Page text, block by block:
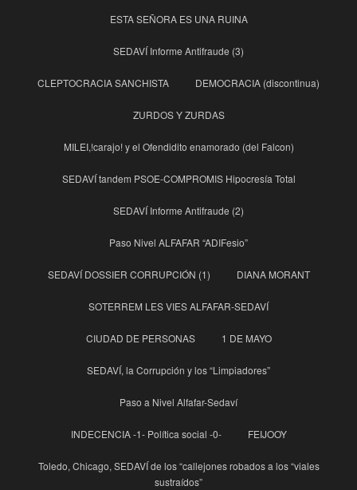
ESTA SEÑORA ES UNA RUINA
SEDAVÍ Informe Antifraude (3)
CLEPTOCRACIA SANCHISTA DEMOCRACIA (discontinua)
ZURDOS Y ZURDAS
MILEI,!carajo! y el Ofendidito enamorado (del Falcon)
SEDAVÍ tandem PSOE-COMPROMIS Hipocresía Total
SEDAVÍ Informe Antifraude (2)
Paso Nivel ALFAFAR “ADIFesio”
SEDAVÍ DOSSIER CORRUPCIÓN (1) DIANA MORANT
SOTERREM LES VIES ALFAFAR-SEDAVÍ
CIUDAD DE PERSONAS 1 DE MAYO
SEDAVÍ, la Corrupción y los “Limpiadores”
Paso a Nivel Alfafar-Sedaví
INDECENCIA -1- Política social -0- FEIJOOY
Toledo, Chicago, SEDAVÍ de los “callejones robados a los “viales
sustraídos”